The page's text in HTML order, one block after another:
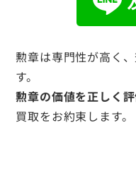
勲章は専門性が高く
す。
勲章の価値を正しく
買取をお約束します。